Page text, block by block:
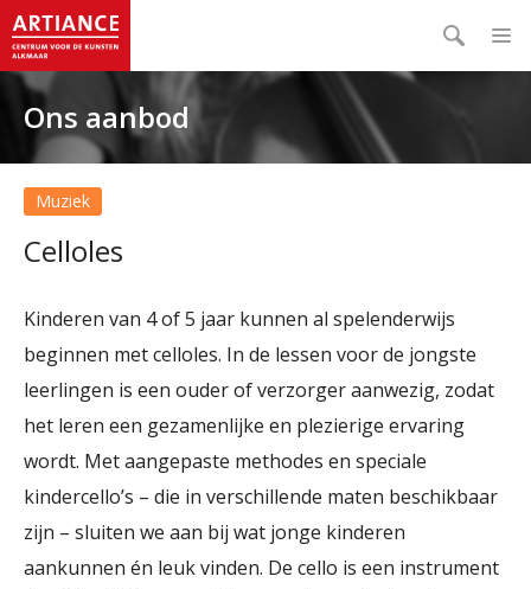
Ons aanbod
Muziek
Celloles
Kinderen van 4 of 5 jaar kunnen al spelenderwijs
beginnen met celloles. In de lessen voor de jongste
leerlingen is een ouder of verzorger aanwezig, zodat
het leren een gezamenlijke en plezierige ervaring
wordt. Met aangepaste methodes en speciale
kindercello’s – die in verschillende maten beschikbaar
zijn – sluiten we aan bij wat jonge kinderen
aankunnen én leuk vinden. De cello is een instrument